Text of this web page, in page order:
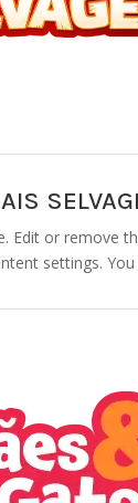
Edit or remove
settings.